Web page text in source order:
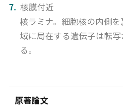
核膜付近
核ラミナ。細胞核の内側
域に局在する遺伝子は転
る。
原著論文